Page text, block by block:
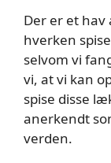
Der er et hav
hverken
selvom vi
vi, at vi kan
spise disse
anerkendt
verden.